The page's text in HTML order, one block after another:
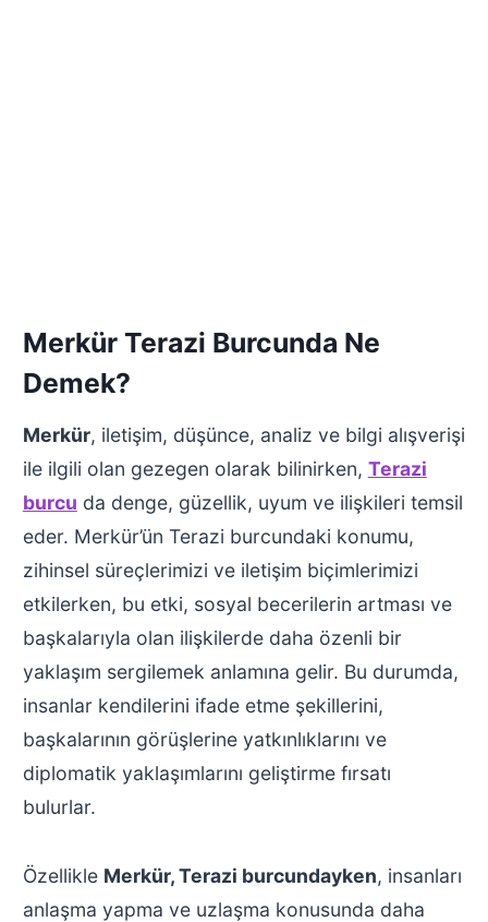
Merkür Terazi Burcunda Ne
Demek?
Merkür, iletişim, düşünce, analiz ve bilgi alışverişi
ile ilgili olan gezegen olarak bilinirken, Terazi
burcu da denge, güzellik, uyum ve ilişkileri temsil
eder. Merkür’ün Terazi burcundaki konumu,
zihinsel süreçlerimizi ve iletişim biçimlerimizi
etkilerken, bu etki, sosyal becerilerin artması ve
başkalarıyla olan ilişkilerde daha özenli bir
yaklaşım sergilemek anlamına gelir. Bu durumda,
insanlar kendilerini ifade etme şekillerini,
başkalarının görüşlerine yatkınlıklarını ve
diplomatik yaklaşımlarını geliştirme fırsatı
bulurlar.
Özellikle Merkür, Terazi burcundayken, insanları
anlaşma yapma ve uzlaşma konusunda daha